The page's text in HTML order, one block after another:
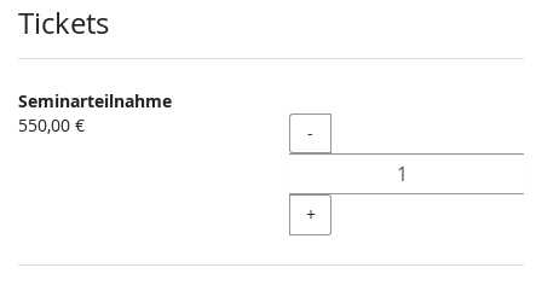
Produkte
Tickets
Seminarteilnahme
550,00 €
Menge
-
+